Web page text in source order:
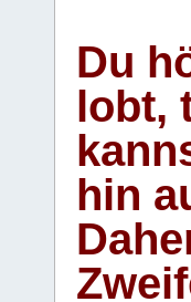
Du
lobt,
hin